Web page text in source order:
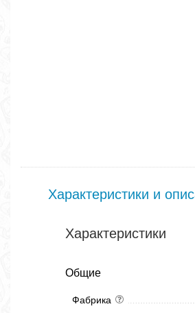
Характеристики и
Характеристики
Общие
Фабрика